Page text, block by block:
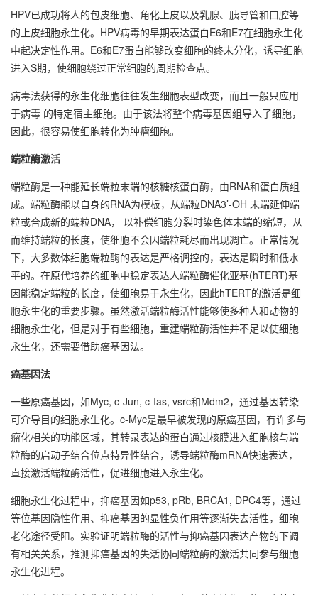
HPV已成功将人的包皮细胞、角化上皮以及乳腺、胰导管和口腔等
的上皮细胞永生化。HPV病毒的早期表达蛋白E6和E7在细胞永生化
中起决定性作用。E6和E7蛋白能够改变细胞的终末分化，诱导细胞
进入S期，使细胞绕过正常细胞的周期检查点。
病毒法获得的永生化细胞往往发生细胞表型改变，而且一般只应用
于病毒 的特定宿主细胞。由于该法将整个病毒基因组导入了细胞，
因此，很容易使细胞转化为肿瘤细胞。
端粒酶激活
端粒酶是一种能延长端粒末端的核糖核蛋白酶，由RNA和蛋白质组
成。端粒酶能以自身的RNA为模板，从端粒DNA3’-OH 末端延伸端
粒或合成新的端粒DNA， 以补偿细胞分裂时染色体末端的缩短，从
而维持端粒的长度，使细胞不会因端粒耗尽而出现凋亡。正常情况
下，大多数体细胞端粒酶的表达是严格调控的，表达是瞬时和低水
平的。在原代培养的细胞中稳定表达人端粒酶催化亚基(hTERT)基
因能稳定端粒的长度，使细胞易于永生化，因此hTERT的激活是细
胞永生化的重要步骤。虽然激活端粒酶活性能够使多种人和动物的
细胞永生化，但是对于有些细胞，重建端粒酶活性并不足以使细胞
永生化，还需要借助癌基因法。
癌基因法
一些原癌基因，如Myc, c-Jun, c-Ias, vsrc和Mdm2，通过基因转染
可介导目的细胞永生化。c-Myc是最早被发现的原癌基因，有许多与
瘤化相关的功能区域，其转录表达的蛋白通过核膜进入细胞核与端
粒酶的启动子结合位点特异性结合，诱导端粒酶mRNA快速表达，
直接激活端粒酶活性，促进细胞进入永生化。
细胞永生化过程中，抑癌基因如p53, pRb, BRCA1, DPC4等，通过
等位基因隐性作用、抑癌基因的显性负作用等逐渐失去活性，细胞
老化途径受阻。实验证明端粒酶的活性与抑癌基因表达产物的下调
有相关关系，推测抑癌基因的失活协同端粒酶的激活共同参与细胞
永生化进程。